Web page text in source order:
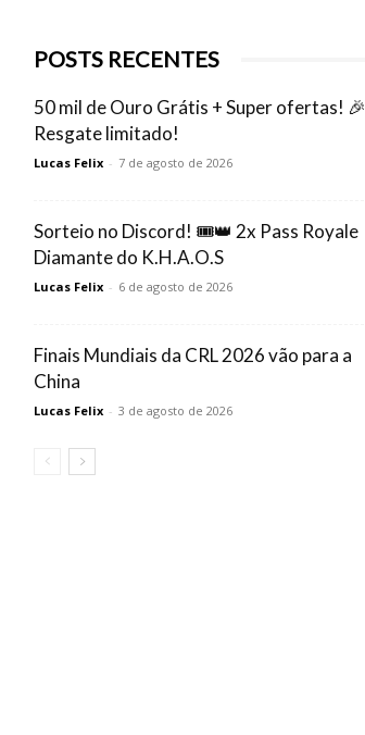
POSTS RECENTES
50 mil de Ouro Grátis + Super ofertas! 🎉
Resgate limitado!
Lucas Felix - 7 de agosto de 2026
Sorteio no Discord! 🎟️👑 2x Pass Royale
Diamante do K.H.A.O.S
Lucas Felix - 6 de agosto de 2026
Finais Mundiais da CRL 2026 vão para a
China
Lucas Felix - 3 de agosto de 2026